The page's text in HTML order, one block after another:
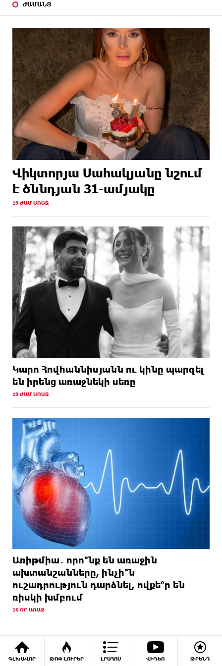
ԳԼԽԱՎՈՐ ԹՈՓ ԼՈՒՐԵՐ ԼՐԱՀՈՍ ՎԻԴԵՈ ԹՐԵՆԴ
ԺԱՄԱՆՑ
Վիկտորյա Սահակյանը նշում
է ծննդյան 31-ամյակը
19 ԺԱՄ ԱՌԱՋ
Կարո Հովհաննիսյանն ու կինը պարզել
են իրենց առաջնեկի սեռը
19 ԺԱՄ ԱՌԱՋ
Առիթմիա․ որո՞նք են առաջին
ախտանշանները, ինչի՞ն
ուշադրություն դարձնել, ովքե՞ր են
ռիսկի խմբում
16 ՕՐ ԱՌԱՋ
ՖՈՏՈ